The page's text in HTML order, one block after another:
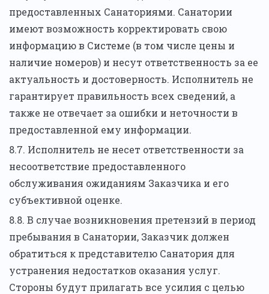
предоставленных Санаториями. Санатории
имеют возможность корректировать свою
информацию в Системе (в том числе цены и
наличие номеров) и несут ответственность за ее
актуальность и достоверность. Исполнитель не
гарантирует правильность всех сведений, а
также не отвечает за ошибки и неточности в
предоставленной ему информации.
8.7. Исполнитель не несет ответственности за
несоответствие предоставленного
обслуживания ожиданиям Заказчика и его
субъективной оценке.
8.8. В случае возникновения претензий в период
пребывания в Санатории, Заказчик должен
обратиться к представителю Санатория для
устранения недостатков оказания услуг.
Стороны будут прилагать все усилия с целью